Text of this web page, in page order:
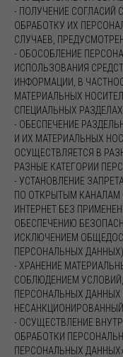
- ПОЛУЧЕНИЕ СОГЛАСИЙ
ОБРАБОТКУ ИХ
СЛУЧАЕВ,
- ОБОСОБЛЕНИЕ
ИСПОЛЬЗОВАНИЯ
ИНФОРМАЦИИ, В
МАТЕРИАЛЬНЫХ
СПЕЦИАЛЬНЫХ
- ОБЕСПЕЧЕНИЕ
И ИХ МАТЕРИАЛЬНЫХ
ОСУЩЕСТВЛЯЕТСЯ В
РАЗНЫЕ КАТЕГОРИИ
- УСТАНОВЛЕНИЕ
ПО ОТКРЫТЫМ КАНАЛАМ
ИНТЕРНЕТ БЕЗ
ОБЕСПЕЧЕНИЮ
ИСКЛЮЧЕНИЕМ
ПЕРСОНАЛЬНЫХ
- ХРАНЕНИЕ
СОБЛЮДЕНИЕМ
ПЕРСОНАЛЬНЫХ
- ОСУЩЕСТВЛЕНИЕ
ОБРАБОТКИ
ПЕРСОНАЛЬНЫХ